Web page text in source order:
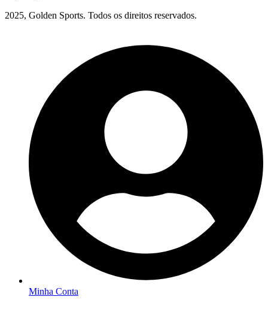
2025, Golden Sports. Todos os direitos reservados.
Minha Conta